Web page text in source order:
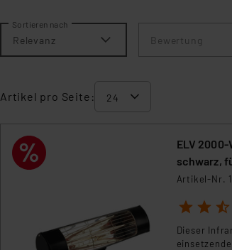
Sortieren nach
Relevanz Bewertung
Artikel pro Seite:
ELV
schwarz,
12 m²
Artikel-Nr.
1 2 3
Dieser